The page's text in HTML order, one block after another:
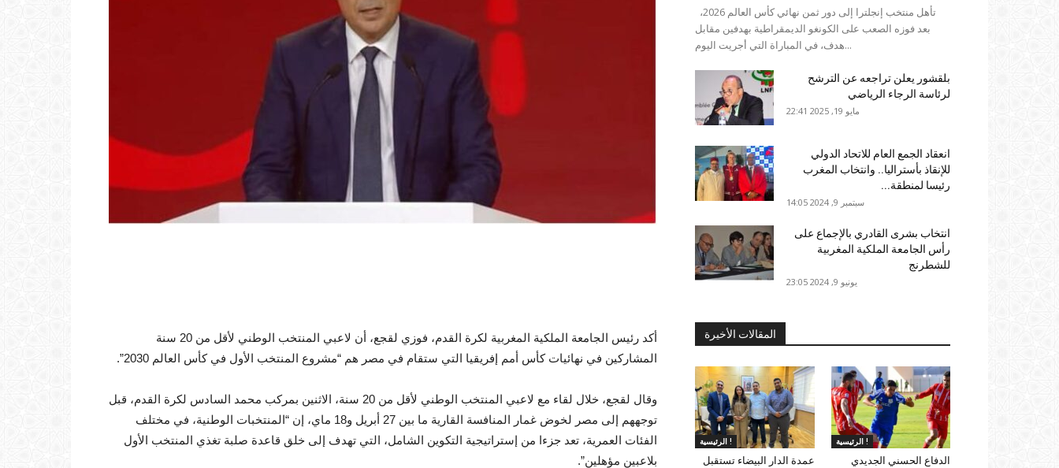
أكد رئيس الجامعة الملكية المغربية لكرة القدم، فوزي لقجع، أن لاعبي المنتخب الوطني لأقل من 20 سنة
المشاركين في نهائيات كأس أمم إفريقيا التي ستقام في مصر هم “مشروع المنتخب الأول في كأس العالم 2030”.
وقال لقجع، خلال لقاء مع لاعبي المنتخب الوطني لأقل من 20 سنة، الاثنين بمركب محمد السادس لكرة القدم، قبل
توجههم إلى مصر لخوض غمار المنافسة القارية ما بين 27 أبريل و18 ماي، إن “المنتخبات الوطنية، في مختلف
الفئات العمرية، تعد جزءا من إستراتيجية التكوين الشامل، التي تهدف إلى خلق قاعدة صلبة تغذي المنتخب الأول
بلاعبين مؤهلين”.
بعد فوزه الصعب على الكونغو الديمقراطية بهدفين مقابل
هدف، في المباراة التي أجريت اليوم...
بلقشور يعلن تراجعه عن الترشح
لرئاسة الرجاء الرياضي
مايو 19, 2025 22:41
انعقاد الجمع العام للاتحاد الدولي
للإنقاذ بأستراليا.. وانتخاب المغرب
رئيسا لمنطقة...
سبتمبر 9, 2024 14:05
انتخاب بشرى القادري بالإجماع على
رأس الجامعة الملكية المغربية
للشطرنج
يونيو 9, 2024 23:05
المقالات الأخيرة
الرئيسية !
عمدة الدار البيضاء تستقبل
الرئيسية !
الدفاع الحسني الجديدي